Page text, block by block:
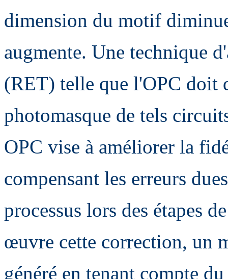
dimension du motif
augmente. Une technique
(RET) telle que l'OPC doit
photomasque de tels
OPC vise à améliorer la
compensant les erreurs
processus lors des étapes
œuvre cette correction, un
généré en tenant compte